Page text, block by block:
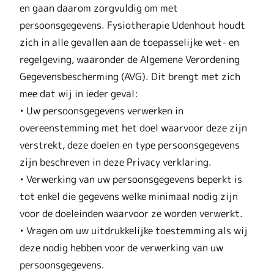
en gaan daarom zorgvuldig om met
persoonsgegevens. Fysiotherapie Udenhout houdt
zich in alle gevallen aan de toepasselijke wet- en
regelgeving, waaronder de Algemene Verordening
Gegevensbescherming (AVG). Dit brengt met zich
mee dat wij in ieder geval:
• Uw persoonsgegevens verwerken in
overeenstemming met het doel waarvoor deze zijn
verstrekt, deze doelen en type persoonsgegevens
zijn beschreven in deze Privacy verklaring.
• Verwerking van uw persoonsgegevens beperkt is
tot enkel die gegevens welke minimaal nodig zijn
voor de doeleinden waarvoor ze worden verwerkt.
• Vragen om uw uitdrukkelijke toestemming als wij
deze nodig hebben voor de verwerking van uw
persoonsgegevens.